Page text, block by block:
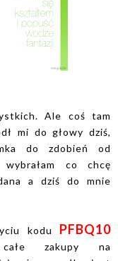
Ale coś tam
mi do głowy dziś,
do zdobień od
co chcę
a dziś do mnie
kodu PFBQ10
zakupy na